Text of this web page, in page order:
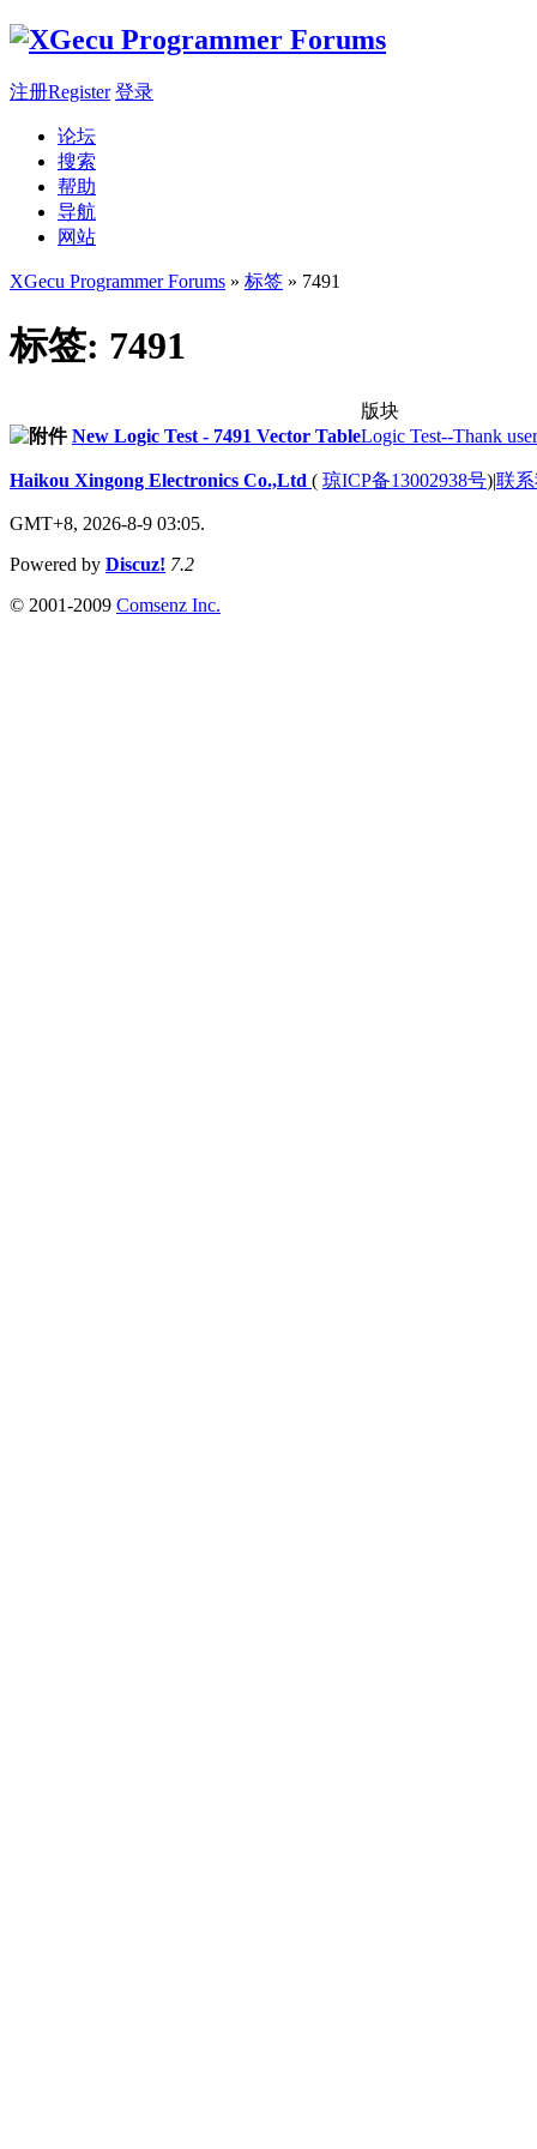
注册Register 登录
论坛
搜索
帮助
导航
网站
XGecu Programmer Forums » 标签 » 7491
标签: 7491
版块
New Logic Test - 7491 Vector TableLogic Test--Thank
Haikou Xingong Electronics Co.,Ltd ( 琼ICP备13002938号)|联
GMT+8, 2026-8-9 03:05.
Powered by Discuz! 7.2
© 2001-2009 Comsenz Inc.